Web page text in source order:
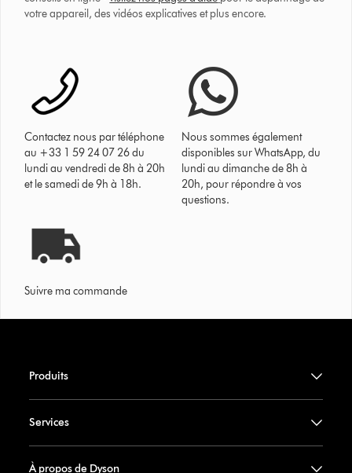
votre appareil, des vidéos explicatives et plus encore.
Contactez nous par téléphone
au +33 1 59 24 07 26 du
lundi au vendredi de 8h à 20h
et le samedi de 9h à 18h.
Nous sommes également
disponibles sur WhatsApp, du
lundi au dimanche de 8h à
20h, pour répondre à vos
questions.
Suivre ma commande
Produits
Services
À propos de Dyson